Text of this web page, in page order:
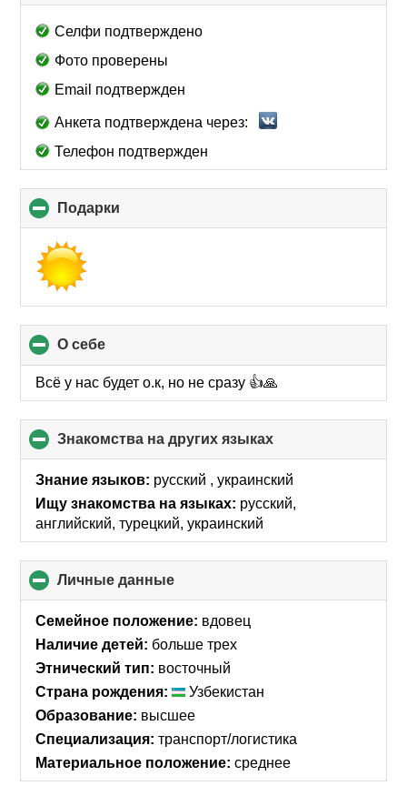
Селфи подтверждено
Фото проверены
Email подтвержден
Анкета подтверждена через:
Телефон подтвержден
Подарки
to
О себе
to
collapse
contents
Всё у нас будет о.к, но не сразу 👍🙏
Знакомства на других языках
to
collapse
contents
Знание языков: русский , украинский
Ищу знакомства на языках: русский,
английский, турецкий, украинский
Личные данные
to
collapse
Семейное положение: вдовец
Наличие детей: больше трех
Этнический тип: восточный
Страна рождения:
Узбекистан
Образование: высшее
Специализация: транспорт/логистика
Материальное положение: среднее